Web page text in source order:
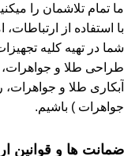
ما تمام تلاشمان را
با استفاده از
شما در تهیه کلیه
طراحی طلا و جواهرات،
آبکاری طلا و
جواهرات ) باشیم.
ضمانت ها و قوانین